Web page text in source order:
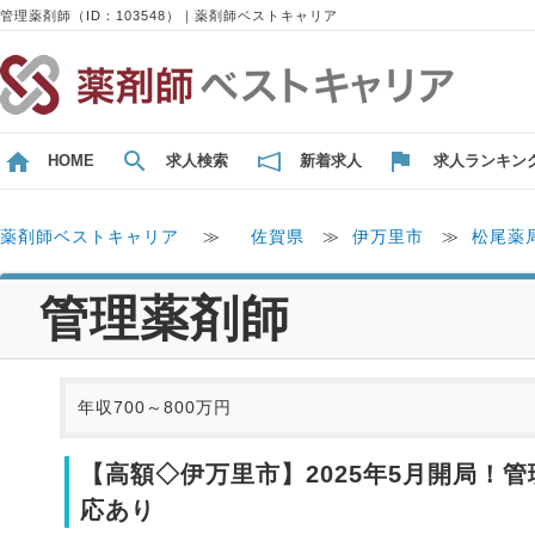
管理薬剤師（ID：103548）｜薬剤師ベストキャリア
HOME 求人検索 新着求人 求人ランキン
薬剤師ベストキャリア ≫ 佐賀県 ≫ 伊万里市 ≫ 松尾薬
管理薬剤師
年収700～800万円
【高額◇伊万里市】2025年5月開局！
応あり